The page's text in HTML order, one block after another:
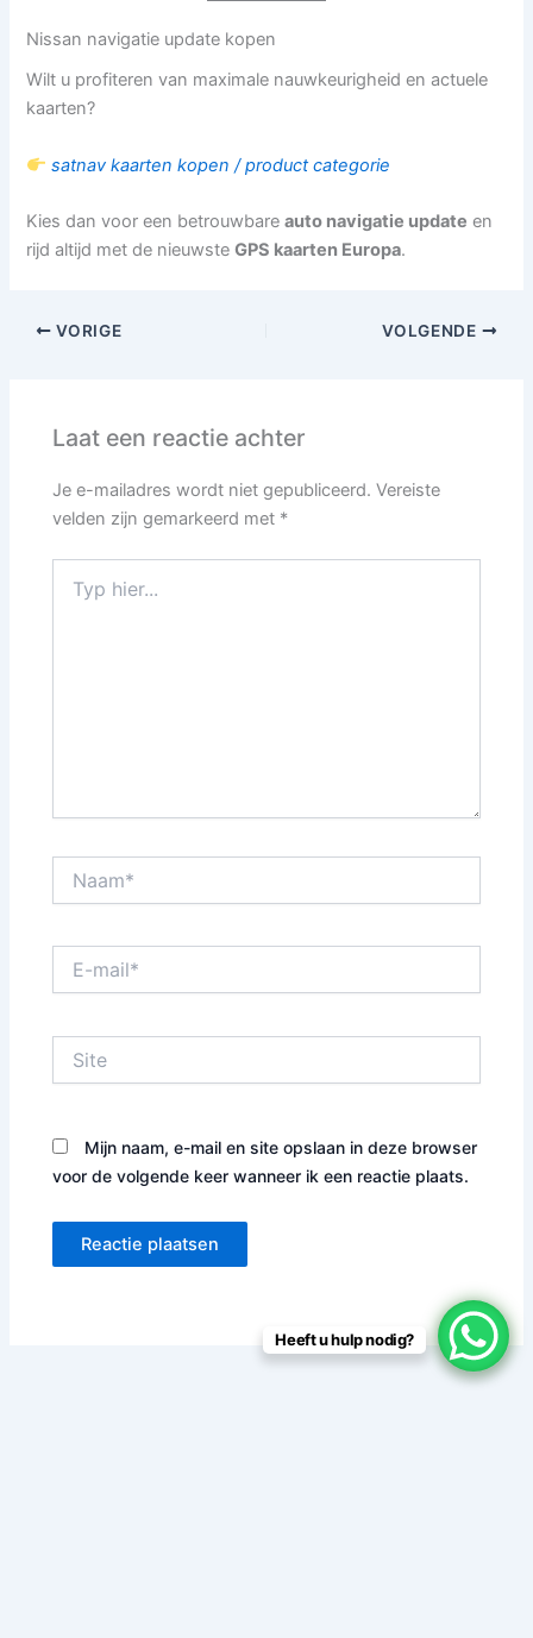
Nissan navigatie update kopen
Wilt u profiteren van maximale nauwkeurigheid en actuele
kaarten?
satnav kaarten kopen / product categorie
Kies dan voor een betrouwbareauto navigatie update en
rijd altijd met de nieuwsteGPS kaarten Europa.
VORIGE VOLGENDE
Laat een reactie achter
Je e-mailadres wordt niet gepubliceerd. Vereiste
velden zijn gemarkeerd met *
hier...
mail*
Mijn naam, e-mail en site opslaan in deze browser
voor de volgende keer wanneer ik een reactie plaats.
Heeft u hulp nodig?